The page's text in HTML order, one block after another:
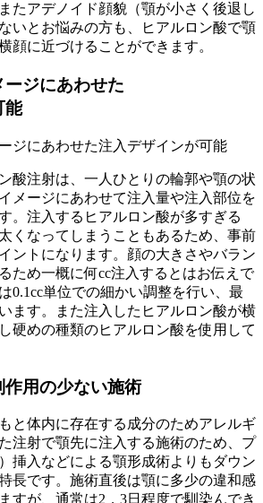
たアデノイド顔貌（顎が小さく後退し
いとお悩みの方も、ヒアルロン酸で顎
顔に近づけることができます。
ジにあわせた
能
酸注射は、一人ひとりの輪郭や顎の状
メージにあわせて注入量や注入部位を
。注入するヒアルロン酸が多すぎる
くなってしまうこともあるため、事前
ントになります。顔の大きさやバラン
ため一概に何cc注入するとはお伝えで
0.1cc単位での細かい調整を行い、最
ます。また注入したヒアルロン酸が横
硬めの種類のヒアルロン酸を使用して
用の少ない施術
と体内に存在する成分のためアレルギ
注射で顎先に注入する施術のため、プ
挿入などによる顎形成術よりもダウン
長です。施術直後は顎に多少の違和感
すが、通常は2，3日程度で馴染んでき